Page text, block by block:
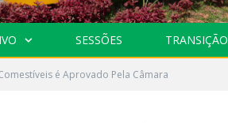
SESSÕES TRANSIÇÃO
é Aprovado Pela Câmara